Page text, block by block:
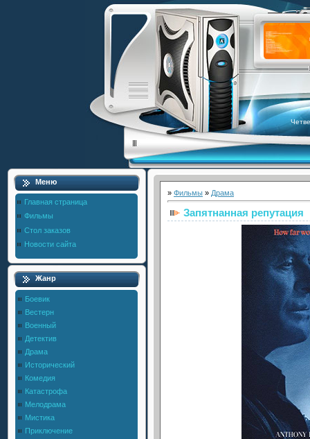
Меню
Главная страница
Фильмы
Стол заказов
Новости сайта
Жанр
Боевик
Вестерн
Военный
Детектив
Драма
Исторический
Комедия
Катастрофа
Мелодрама
Мистика
Приключение
» Фильмы » Драма
Запятнанная репутация